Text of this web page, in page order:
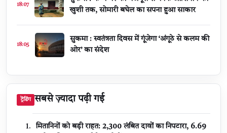
18:07
खुशी तक, सोमारी बघेल का सपना हुआ साकार
18:05
सुकमा : स्वतंत्रता दिवस में गूंजेगा ‘अंगूठे से कलम की
ओर’ का संदेश
ट्रेंडिंग सबसे ज़्यादा पढ़ी गई
मितानिनों को बड़ी राहत: 2,300 लंबित दावों का निपटारा, ₹6.69